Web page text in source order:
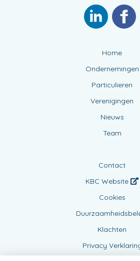
Home
Ondernemingen
Particulieren
Verenigingen
Nieuws
Team
Contact
KBC Website
Cookies
Klachten
Privacy